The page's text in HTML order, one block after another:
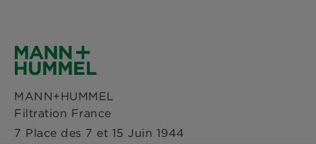
Actualités & Presse
Sites
Déclaration de confidentialité
Instagram
LinkedIn
MANN+HUMMEL
Filtration France
7 Place des 7 et 15 Juin 1944